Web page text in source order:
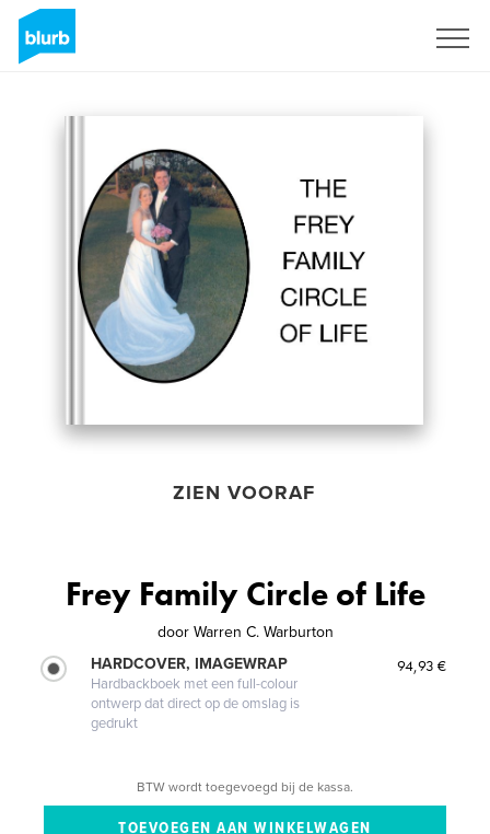
ZIEN VOORAF
Frey Family Circle of Life
door Warren C. Warburton
HARDCOVER, IMAGEWRAP
Hardbackboek met een full-colour
ontwerp dat direct op de omslag is
gedrukt
94,93 €
BTW wordt toegevoegd bij de kassa.